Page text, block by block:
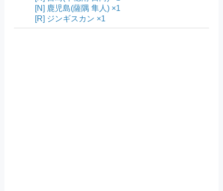
[N] 鹿児島(薩隅 隼人) ×1
[R] ジンギスカン ×1